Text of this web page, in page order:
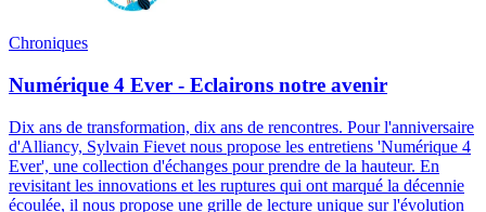
Chroniques
Numérique 4 Ever - Eclairons notre avenir
Dix ans de transformation, dix ans de rencontres. Pour l'anniversaire
d'Alliancy, Sylvain Fievet nous propose les entretiens 'Numérique 4
Ever', une collection d'échanges pour prendre de la hauteur. En
revisitant les innovations et les ruptures qui ont marqué la décennie
écoulée, il nous propose une grille de lecture unique sur l'évolution